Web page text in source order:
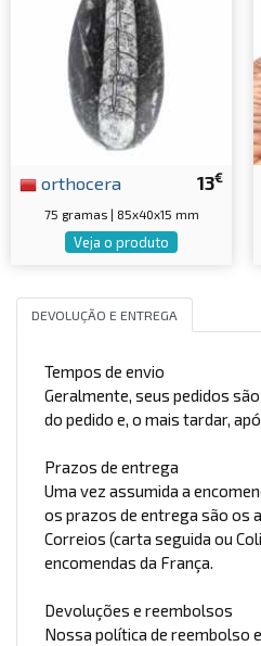
13€
orthocera
75 gramas | 85x40x15 mm
Veja o produto
DEVOLUÇÃO E ENTREGA
Tempos de envio
Geralmente, seus pedidos
do pedido e, o mais tardar,
Prazos de entrega
Uma vez assumida a
os prazos de entrega são os
Correios (carta seguida ou
encomendas da França.
Devoluções e reembolsos
Nossa política de reembolso